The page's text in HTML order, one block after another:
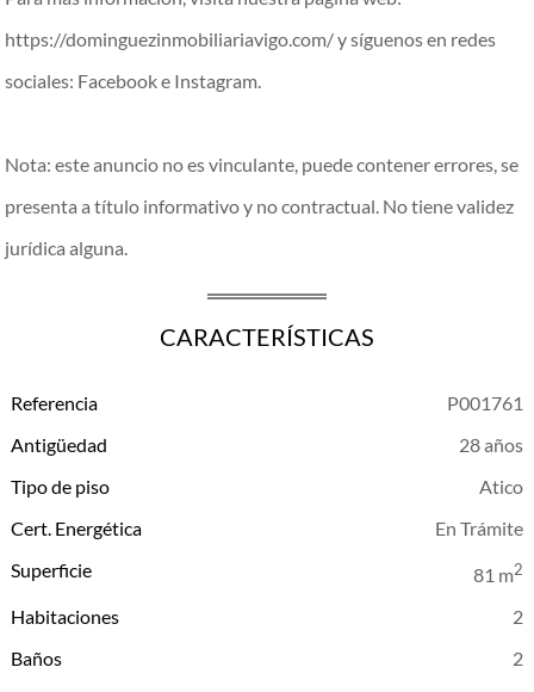
https://dominguezinmobiliariavigo.com/ y síguenos en redes
sociales: Facebook e Instagram.
Nota: este anuncio no es vinculante, puede contener errores, se
presenta a título informativo y no contractual. No tiene validez
jurídica alguna.
CARACTERÍSTICAS
Referencia
P001761
Antigüedad
28 años
Tipo de piso
Atico
Cert. Energética
En Trámite
Superficie
81 m2
Habitaciones
2
Baños
2